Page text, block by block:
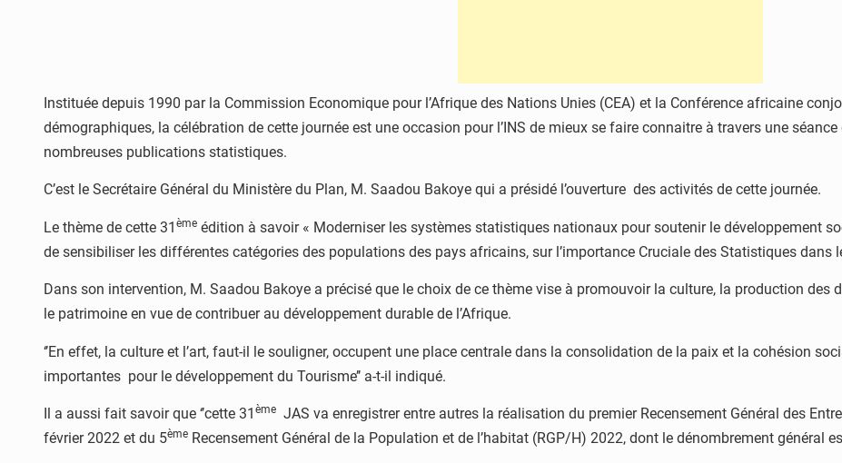
Instituée depuis 1990 par la Commission Economique pour l’Afrique des Nations Unies (CEA) et la Conférence africaine
démographiques, la célébration de cette journée est une occasion pour l’INS de mieux se faire connaitre à travers une
nombreuses publications statistiques.
C’est le Secrétaire Général du Ministère du Plan, M. Saadou Bakoye qui a présidé l’ouverture des activités de cette journée.
Le thème de cette 31 ème édition à savoir « Moderniser les systèmes statistiques nationaux pour soutenir le développement
de sensibiliser les différentes catégories des populations des pays africains, sur l’importance Cruciale des Statistiques dans
Dans son intervention, M. Saadou Bakoye a précisé que le choix de ce thème vise à promouvoir la culture, la production
le patrimoine en vue de contribuer au développement durable de l’Afrique.
‘’En effet, la culture et l’art, faut-il le souligner, occupent une place centrale dans la consolidation de la paix et la cohésion
importantes pour le développement du Tourisme’’ a-t-il indiqué.
Il a aussi fait savoir que ‘’cette 31 ème JAS va enregistrer entre autres la réalisation du premier Recensement Général des
février 2022 et du 5ème Recensement Général de la Population et de l’habitat (RGP/H) 2022, dont le dénombrement général